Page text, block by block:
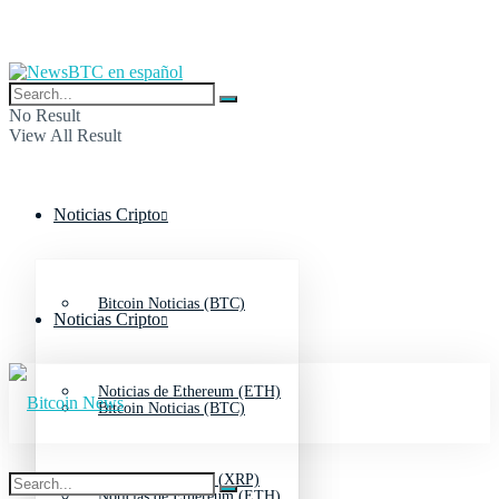
No Result
View All Result
Noticias Cripto
Bitcoin Noticias (BTC)
Noticias de Ethereum (ETH)
Noticias de Ripple (XRP)
Noticias Cripto
Bitcoin Noticias (BTC)